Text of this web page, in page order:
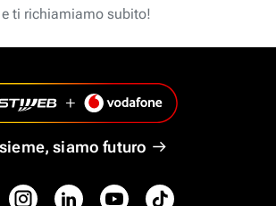
e ti richiamiamo subito!
siamo futuro